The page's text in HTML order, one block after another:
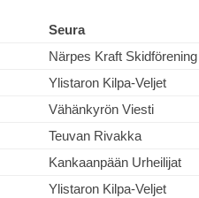
Seura
Närpes Kraft Skidförening
Ylistaron Kilpa-Veljet
Vähänkyrön Viesti
Teuvan Rivakka
Kankaanpään Urheilijat
Ylistaron Kilpa-Veljet